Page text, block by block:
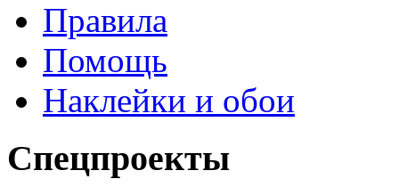
Правила
Помощь
Наклейки и обои
Спецпроекты